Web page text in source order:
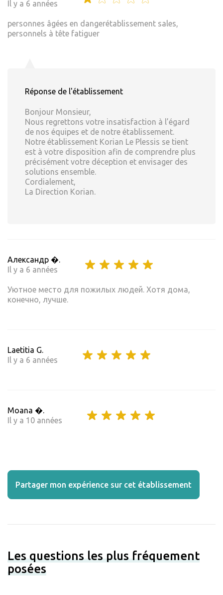
Il y a 6 années
personnes âgées en dangerétablissement sales,
personnels à tête fatiguer
Réponse de l'établissement
Bonjour Monsieur,
Nous regrettons votre insatisfaction à l’égard
de nos équipes et de notre établissement.
Notre établissement Korian Le Plessis se tient
est à votre disposition afin de comprendre plus
précisément votre déception et envisager des
solutions ensemble.
Cordialement,
La Direction Korian.
Александр �.
Il y a 6 années
Уютное место для пожилых людей. Хотя дома,
конечно, лучше.
Laetitia G.
Il y a 6 années
Moana �.
Il y a 10 années
Partager mon expérience sur cet établissement
Les questions les plus fréquement
posées